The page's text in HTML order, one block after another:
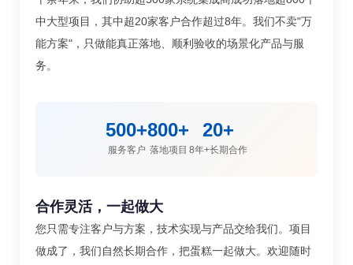
中大型项目，其中超20家客户合作超过8年。我们不卖"万
能方案"，只做能真正落地、顺利验收的场景化产品与服
务。
500+
服务客户
800+
落地项目
20+
8年+长期合作
合作灵活，一起做大
您只需专注客户与方案，技术实现与产品交给我们。项目
做成了，我们自然长期合作，把蛋糕一起做大。欢迎随时